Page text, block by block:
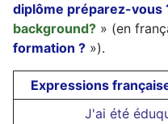
diplôme préparez-vous
background? » (en
formation ? »).
Expressions
J'ai été